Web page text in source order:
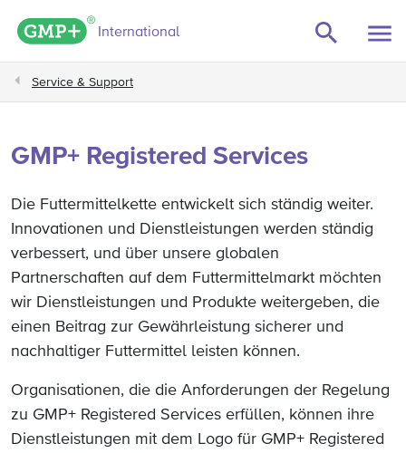
GMP+ logo
International
Service & Support
schließen
GMP+ Registered Services
Die Futtermittelkette entwickelt sich ständig weiter.
Innovationen und Dienstleistungen werden ständig
verbessert, und über unsere globalen
Partnerschaften auf dem Futtermittelmarkt möchten
wir Dienstleistungen und Produkte weitergeben, die
einen Beitrag zur Gewährleistung sicherer und
nachhaltiger Futtermittel leisten können.
Organisationen, die die Anforderungen der Regelung
zu GMP+ Registered Services erfüllen, können ihre
Dienstleistungen mit dem Logo für GMP+ Registered